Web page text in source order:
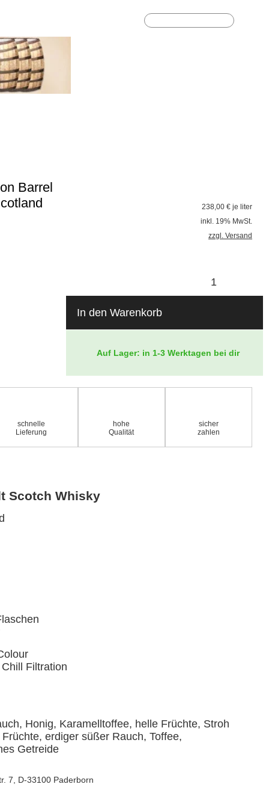
Barrel
238,00 € je liter
inkl. 19% MwSt.
zzgl. Versand
In den Warenkorb
Auf Lager: in 1-3 Werktagen bei dir
schnelle
Lieferung
hohe
Qualität
sicher
zahlen
Scotch Whisky
Filtration
Honig, Karamelltoffee, helle Früchte, Stroh
erdiger süßer Rauch, Toffee,
Getreide
7, D-33100 Paderborn